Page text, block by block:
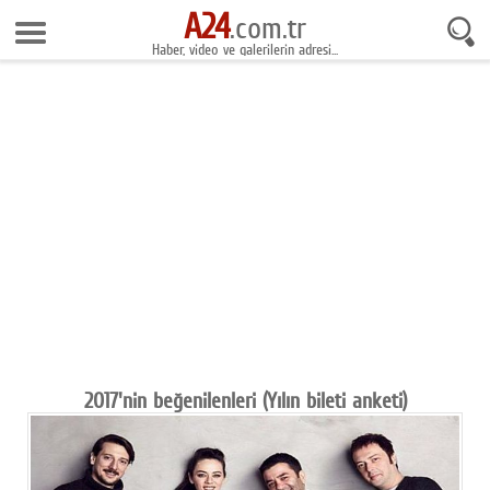
8 Ağustos 2026 17:45:13
Anasayfa
Teknoloji
Spor
A24.com.tr
Haber, video ve galerilerin adresi...
2017'nin beğenilenleri (Yılın bileti anketi)